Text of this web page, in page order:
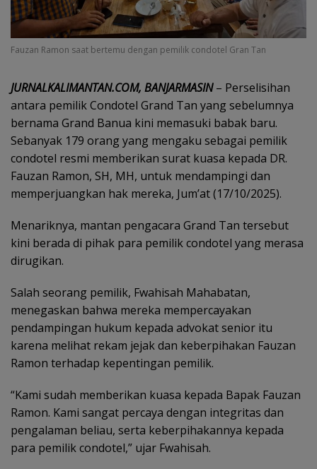
Fauzan Ramon saat bertemu dengan pemilik condotel Gran Tan
‎JURNALKALIMANTAN.COM, BANJARMASIN – Perselisihan
antara pemilik Condotel Grand Tan yang sebelumnya
bernama Grand Banua kini memasuki babak baru.
Sebanyak 179 orang yang mengaku sebagai pemilik
condotel resmi memberikan surat kuasa kepada DR.
Fauzan Ramon, SH, MH, untuk mendampingi dan
memperjuangkan hak mereka, Jum’at (17/10/2025).
Menariknya, mantan pengacara Grand Tan tersebut
kini berada di pihak para pemilik condotel yang merasa
dirugikan.
Salah seorang pemilik, Fwahisah Mahabatan,
menegaskan bahwa mereka mempercayakan
pendampingan hukum kepada advokat senior itu
karena melihat rekam jejak dan keberpihakan Fauzan
Ramon terhadap kepentingan pemilik.
“Kami sudah memberikan kuasa kepada Bapak Fauzan
Ramon. Kami sangat percaya dengan integritas dan
pengalaman beliau, serta keberpihakannya kepada
para pemilik condotel,” ujar Fwahisah.